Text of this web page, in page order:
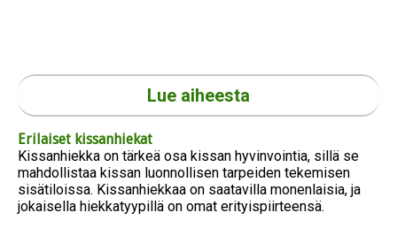
Lue aiheesta
Erilaiset kissanhiekat
Kissanhiekka on tärkeä osa kissan hyvinvointia, sillä se
mahdollistaa kissan luonnollisen tarpeiden tekemisen
sisätiloissa. Kissanhiekkaa on saatavilla monenlaisia, ja
jokaisella hiekkatyypillä on omat erityispiirteensä.